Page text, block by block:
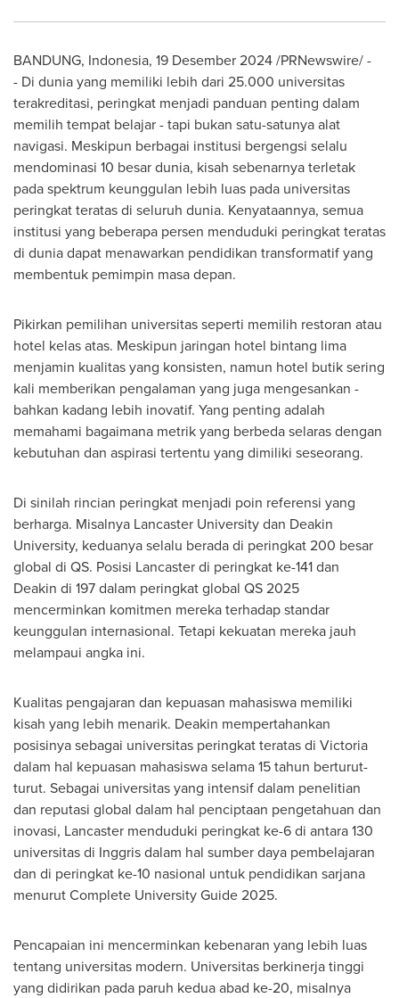
BANDUNG, Indonesia, 19 Desember 2024/PRNewswire/ -
- Di dunia yang memiliki lebih dari 25.000 universitas
terakreditasi, peringkat menjadi panduan penting dalam
memilih tempat belajar - tapi bukan satu-satunya alat
navigasi. Meskipun berbagai institusi bergengsi selalu
mendominasi 10 besar dunia, kisah sebenarnya terletak
pada spektrum keunggulan lebih luas pada universitas
peringkat teratas di seluruh dunia. Kenyataannya, semua
institusi yang beberapa persen menduduki peringkat teratas
di dunia dapat menawarkan pendidikan transformatif yang
membentuk pemimpin masa depan.
Pikirkan pemilihan universitas seperti memilih restoran atau
hotel kelas atas. Meskipun jaringan hotel bintang lima
menjamin kualitas yang konsisten, namun hotel butik sering
kali memberikan pengalaman yang juga mengesankan -
bahkan kadang lebih inovatif. Yang penting adalah
memahami bagaimana metrik yang berbeda selaras dengan
kebutuhan dan aspirasi tertentu yang dimiliki seseorang.
Di sinilah rincian peringkat menjadi poin referensi yang
berharga. Misalnya Lancaster University dan Deakin
University, keduanya selalu berada di peringkat 200 besar
global di QS. Posisi Lancaster di peringkat ke-141 dan
Deakin di 197 dalam peringkat global QS 2025
mencerminkan komitmen mereka terhadap standar
keunggulan internasional. Tetapi kekuatan mereka jauh
melampaui angka ini.
Kualitas pengajaran dan kepuasan mahasiswa memiliki
kisah yang lebih menarik. Deakin mempertahankan
posisinya sebagai universitas peringkat teratas di Victoria
dalam hal kepuasan mahasiswa selama 15 tahun berturut-
turut. Sebagai universitas yang intensif dalam penelitian
dan reputasi global dalam hal penciptaan pengetahuan dan
inovasi, Lancaster menduduki peringkat ke-6 di antara 130
universitas di Inggris dalam hal sumber daya pembelajaran
dan di peringkat ke-10 nasional untuk pendidikan sarjana
menurut Complete University Guide 2025.
Pencapaian ini mencerminkan kebenaran yang lebih luas
tentang universitas modern. Universitas berkinerja tinggi
yang didirikan pada paruh kedua abad ke-20, misalnya